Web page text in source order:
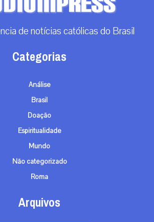
de notícias católicas do Brasil
Categorias
Análise
Brasil
Doação
Espiritualidade
Mundo
Não categorizado
Roma
Arquivos